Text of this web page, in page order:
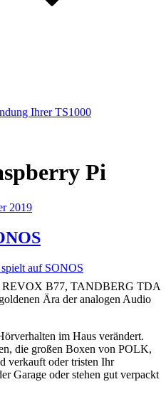
Ihrer TS1000
Pi
2019
REVOX B77, TANDBERG TDA
Ära der analogen Audio
im Haus verändert.
die großen Boxen von POLK,
verkauft oder tristen Ihr
Garage oder stehen gut verpackt